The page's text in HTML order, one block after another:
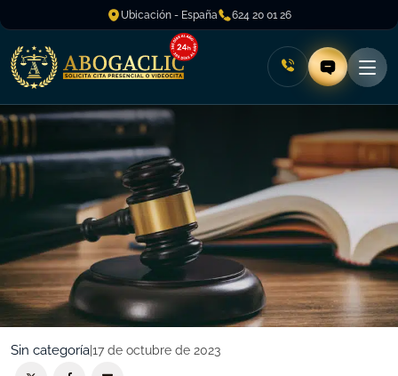
Ubicación - España 624 20 01 26
Sin categoría17 de octubre de 2023